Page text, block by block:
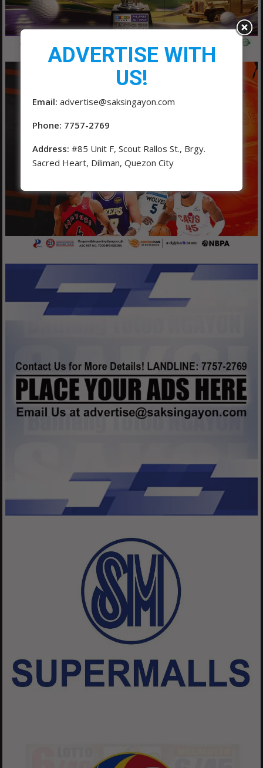
ADVERTISE WITH
US!
Email: advertise@saksingayon.com
Phone: 7757-2769
Address: #85 Unit F, Scout Rallos St., Brgy.
Sacred Heart, Diliman, Quezon City